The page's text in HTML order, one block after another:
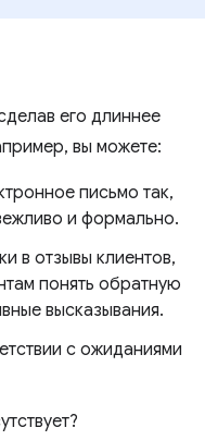
его длиннее
вы можете:
письмо так,
и формально.
в отзывы клиентов,
понять обратную
высказывания.
с ожиданиями